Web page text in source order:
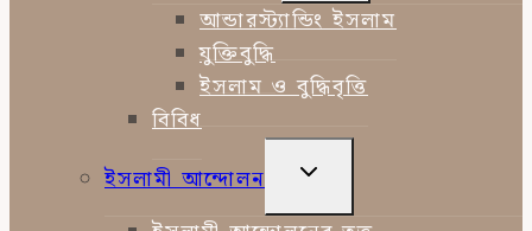
MENU
আন্ডারস্ট্যান্ডিং ইসলাম
যুক্তিবুদ্ধি
ইসলাম ও বুদ্ধিবৃত্তি
বিবিধ
ইসলামী আন্দোলন
TOGGLE